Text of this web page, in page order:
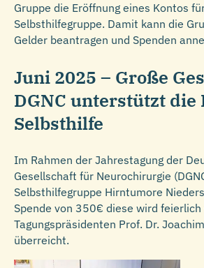
Gruppe die Eröffnung eines Kontos
Selbsthilfegruppe. Damit kann die
Gelder beantragen und Spenden
Juni 2025 – Große
DGNC unterstützt
Selbsthilfe
Im Rahmen der Jahrestagung der
Gesellschaft für Neurochirurgie
Selbsthilfegruppe Hirntumore
Spende von 350€ diese wird feierlich
Tagungspräsidenten Prof. Dr.
überreicht.